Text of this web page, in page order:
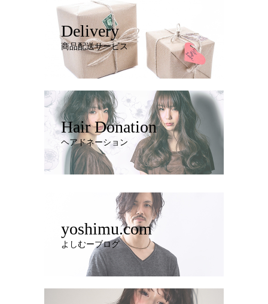
Delivery
商品配送サービス
Hair Donation
ヘアドネーション
yoshimu.com
よしむーブログ